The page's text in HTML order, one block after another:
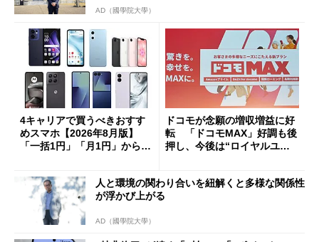
AD（國學院大學）
4キャリアで買うべきおすす
めスマホ【2026年8月版】
「一括1円」「月1円」からお
ドコモが念願の増収増益に好
転 「ドコモMAX」好調も後
押し、今後は“ロイヤルユー
人と環境の関わり合いを紐解くと多様な関係性
が浮かび上がる
AD（國學院大學）